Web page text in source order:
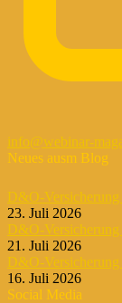
info@webinar-
Neues ausm Blog
D&O-
23. Juli 2026
D&O-
21. Juli 2026
D&O-
16. Juli 2026
Social Media